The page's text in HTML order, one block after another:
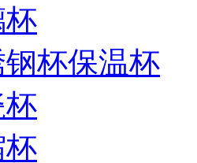
杯保温杯
杯